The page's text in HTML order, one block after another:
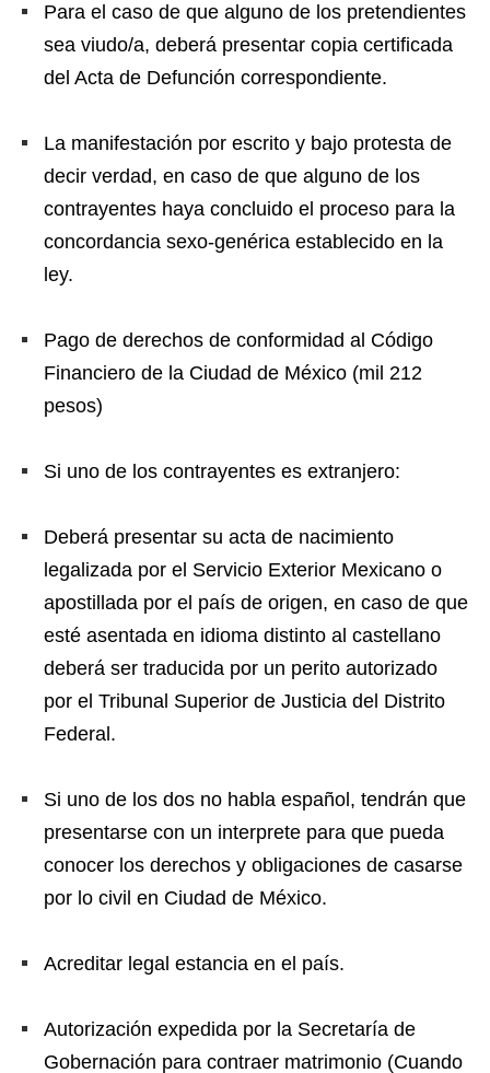
Para el caso de que alguno de los pretendientes
sea viudo/a, deberá presentar copia certificada
del Acta de Defunción correspondiente.
La manifestación por escrito y bajo protesta de
decir verdad, en caso de que alguno de los
contrayentes haya concluido el proceso para la
concordancia sexo-genérica establecido en la
ley.
Pago de derechos de conformidad al Código
Financiero de la Ciudad de México (mil 212
pesos)
Si uno de los contrayentes es extranjero:
Deberá presentar su acta de nacimiento
legalizada por el Servicio Exterior Mexicano o
apostillada por el país de origen, en caso de que
esté asentada en idioma distinto al castellano
deberá ser traducida por un perito autorizado
por el Tribunal Superior de Justicia del Distrito
Federal.
Si uno de los dos no habla español, tendrán que
presentarse con un interprete para que pueda
conocer los derechos y obligaciones de casarse
por lo civil en Ciudad de México.
Acreditar legal estancia en el país.
Autorización expedida por la Secretaría de
Gobernación para contraer matrimonio (Cuando